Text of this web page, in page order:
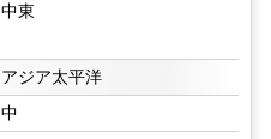
中東
アジア太平洋
中